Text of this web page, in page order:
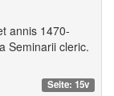
annis 1470-
Seminarii cleric.
Seite: 15v